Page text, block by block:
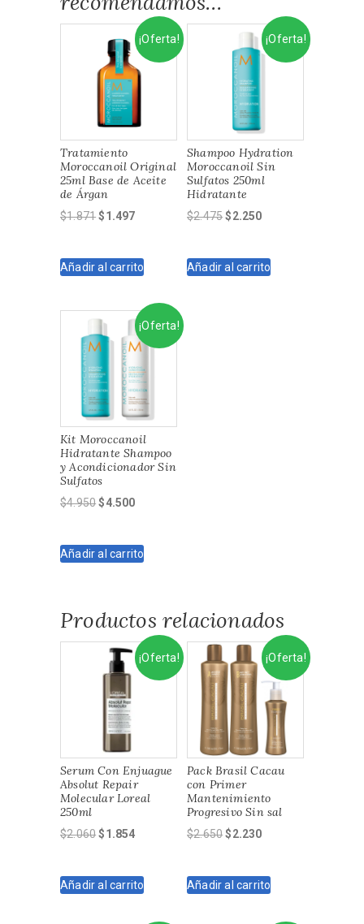
¡Oferta!
Tratamiento
Moroccanoil Original
25ml Base de Aceite
de Árgan
$1.871El
era:
$1.497El
es:
Añadir al carrito
¡Oferta!
Shampoo Hydration
Moroccanoil Sin
Sulfatos 250ml
Hidratante
$2.475El
era:
$2.250El
es:
Añadir al carrito
¡Oferta!
Kit Moroccanoil
Hidratante Shampoo
y Acondicionador Sin
Sulfatos
$4.950El
era:
$4.500El
es:
Añadir al carrito
Productos relacionados
¡Oferta!
Serum Con Enjuague
Absolut Repair
Molecular Loreal
250ml
$2.060El
era:
$1.854El
es:
Añadir al carrito
¡Oferta!
Pack Brasil Cacau
con Primer
Mantenimiento
Progresivo Sin sal
$2.650El
era:
$2.230El
es:
Añadir al carrito